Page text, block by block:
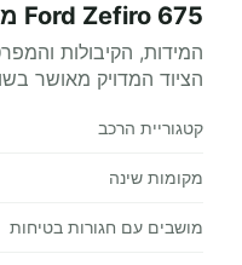
Ford Zefiro 675 מפרט טכני
המידות, הקיבולות
הציוד המדויק מאושר
קטגוריית הרכב
מקומות שינה
מושבים עם חגורות בטיחות